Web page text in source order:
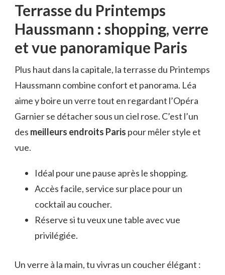
Terrasse du Printemps
Haussmann : shopping, verre
et vue panoramique Paris
Plus haut dans la capitale, la terrasse du Printemps
Haussmann combine confort et panorama. Léa
aime y boire un verre tout en regardant l’Opéra
Garnier se détacher sous un ciel rose. C’est l’un
des meilleurs endroits Paris pour mêler style et
vue.
Idéal pour une pause après le shopping.
Accès facile, service sur place pour un
cocktail au coucher.
Réserve si tu veux une table avec vue
privilégiée.
Un verre à la main, tu vivras un coucher élégant :